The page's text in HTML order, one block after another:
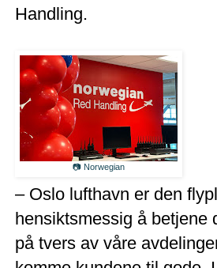
Handling.
📷 Norwegian
– Oslo lufthavn er den
hensiktsmessig å betjene
på tvers av våre